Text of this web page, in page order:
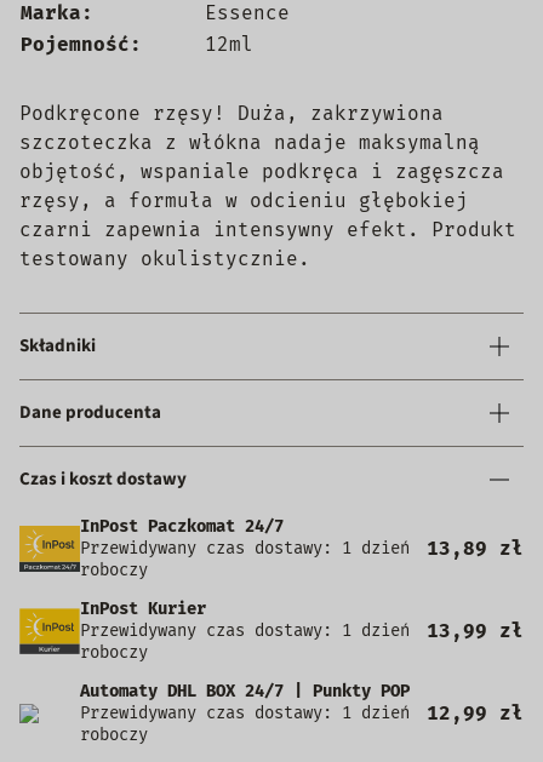
Marka:
Essence
Pojemność:
12ml
Podkręcone rzęsy! Duża, zakrzywiona
szczoteczka z włókna nadaje maksymalną
objętość, wspaniale podkręca i zagęszcza
rzęsy, a formuła w odcieniu głębokiej
czarni zapewnia intensywny efekt. Produkt
testowany okulistycznie.
Składniki
Dane producenta
Czas i koszt dostawy
InPost Paczkomat 24/7
Przewidywany czas dostawy: 1 dzień
roboczy
13,89 zł
InPost Kurier
Przewidywany czas dostawy: 1 dzień
roboczy
13,99 zł
Automaty DHL BOX 24/7 | Punkty POP
Przewidywany czas dostawy: 1 dzień
roboczy
12,99 zł